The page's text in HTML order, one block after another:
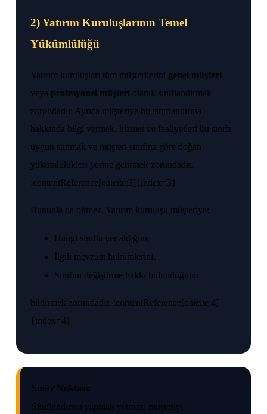
2) Yatırım Kuruluşlarının Temel
Yükümlülüğü
Yatırım kuruluşları tüm müşterilerini genel müşteri
veya profesyonel müşteri olarak sınıflandırmak
zorundadır. Ayrıca müşteriye bu sınıflandırma
hakkında bilgi vermek, hizmet ve faaliyetleri bu sınıfa
uygun sunmak ve müşteri sınıfına göre doğan
yükümlülükleri yerine getirmek zorundadır.
:contentReference[oaicite:3]{index=3}
Bununla da bitmez. Yatırım kuruluşu müşteriye:
Hangi sınıfta yer aldığını,
İlgili mevzuat hükümlerini,
Sınıfını değiştirme hakkı bulunduğunu
bildirmek zorundadır. :contentReference[oaicite:4]
{index=4}
Sınav Noktası:
Sınıflandırma yapmak yetmez; müşteriyi